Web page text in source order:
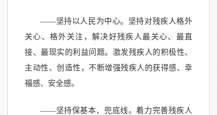
——坚持以人民为中心。坚持对残疾人格外
关心、格外关注，解决好残疾人最关心、最直
接、最现实的利益问题。激发残疾人的积极性、
主动性、创造性，不断增强残疾人的获得感、幸
福感、安全感。
——坚持保基本、兜底线。着力完善残疾人